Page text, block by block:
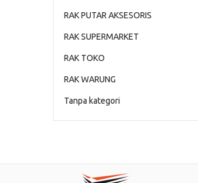
RAK PUTAR AKSESORIS
RAK SUPERMARKET
RAK TOKO
RAK WARUNG
Tanpa kategori